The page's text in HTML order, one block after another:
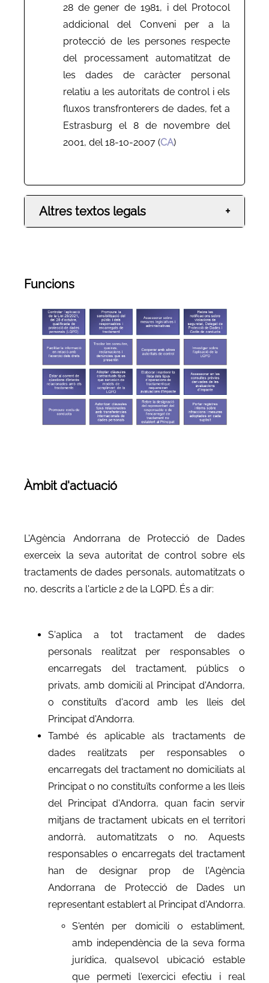
28 de gener de 1981, i del Protocol
addicional del Conveni per a la
protecció de les persones respecte
del processament automatitzat de
les dades de caràcter personal
relatiu a les autoritats de control i els
fluxos transfronterers de dades, fet a
Estrasburg el 8 de novembre del
2001, del 18-10-2007 (CA)
Altres textos legals +
Funcions
Àmbit d'actuació
L'Agència Andorrana de Protecció de Dades
exerceix la seva autoritat de control sobre els
tractaments de dades personals, automatitzats o
no, descrits a l'article 2 de la LQPD. És a dir:
S'aplica a tot tractament de dades
personals realitzat per responsables o
encarregats del tractament, públics o
privats, amb domicili al Principat d'Andorra,
o constituïts d'acord amb les lleis del
Principat d'Andorra.
També és aplicable als tractaments de
dades realitzats per responsables o
encarregats del tractament no domiciliats al
Principat o no constituïts conforme a les lleis
del Principat d'Andorra, quan facin servir
mitjans de tractament ubicats en el territori
andorrà, automatitzats o no. Aquests
responsables o encarregats del tractament
han de designar prop de l'Agència
Andorrana de Protecció de Dades un
representant establert al Principat d'Andorra.
S'entén per domicili o establiment,
amb independència de la seva forma
jurídica, qualsevol ubicació estable
que permeti l'exercici efectiu i real